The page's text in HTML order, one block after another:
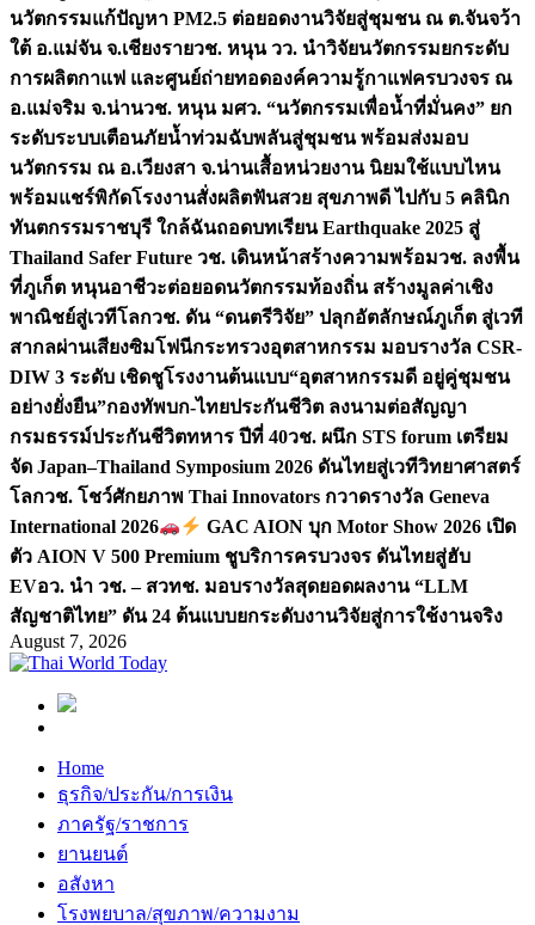
นวัตกรรมแก้ปัญหา PM2.5 ต่อยอดงานวิจัยสู่ชุมชน ณ ต.จันจว้า
ใต้ อ.แม่จัน จ.เชียงรายวช. หนุน วว. นำวิจัยนวัตกรรมยกระดับ
การผลิตกาแฟ และศูนย์ถ่ายทอดองค์ความรู้กาแฟครบวงจร ณ
อ.แม่จริม จ.น่านวช. หนุน มศว. “นวัตกรรมเพื่อน้ำที่มั่นคง” ยก
ระดับระบบเตือนภัยน้ำท่วมฉับพลันสู่ชุมชน พร้อมส่งมอบ
นวัตกรรม ณ อ.เวียงสา จ.น่านเสื้อหน่วยงาน นิยมใช้แบบไหน
พร้อมแชร์พิกัดโรงงานสั่งผลิตฟันสวย สุขภาพดี ไปกับ 5 คลินิก
ทันตกรรมราชบุรี ใกล้ฉันถอดบทเรียน Earthquake 2025 สู่
Thailand Safer Future วช. เดินหน้าสร้างความพร้อมวช. ลงพื้น
ที่ภูเก็ต หนุนอาชีวะต่อยอดนวัตกรรมท้องถิ่น สร้างมูลค่าเชิง
พาณิชย์สู่เวทีโลกวช. ดัน “ดนตรีวิจัย” ปลุกอัตลักษณ์ภูเก็ต สู่เวที
สากลผ่านเสียงซิมโฟนีกระทรวงอุตสาหกรรม มอบรางวัล CSR-
DIW 3 ระดับ เชิดชูโรงงานต้นแบบ“อุตสาหกรรมดี อยู่คู่ชุมชน
อย่างยั่งยืน”กองทัพบก-ไทยประกันชีวิต ลงนามต่อสัญญา
กรมธรรม์ประกันชีวิตทหาร ปีที่ 40วช. ผนึก STS forum เตรียม
จัด Japan–Thailand Symposium 2026 ดันไทยสู่เวทีวิทยาศาสตร์
โลกวช. โชว์ศักยภาพ Thai Innovators กวาดรางวัล Geneva
International 2026
GAC AION บุก Motor Show 2026 เปิด
ตัว AION V 500 Premium ชูบริการครบวงจร ดันไทยสู่ฮับ
EVอว. นำ วช. – สวทช. มอบรางวัลสุดยอดผลงาน “LLM
สัญชาติไทย” ดัน 24 ต้นแบบยกระดับงานวิจัยสู่การใช้งานจริง
August 7, 2026
Home
ธุรกิจ/ประกัน/การเงิน
ภาครัฐ/ราชการ
ยานยนต์
อสังหา
โรงพยบาล/สุขภาพ/ความงาม